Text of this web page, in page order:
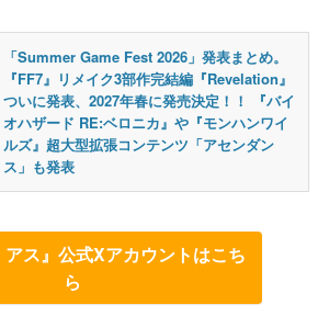
「Summer Game Fest 2026」発表まとめ。
『FF7』リメイク3部作完結編『Revelation』
ついに発表、2027年春に発売決定！！ 『バイ
オハザード RE:ベロニカ』や『モンハンワイ
ルズ』超大型拡張コンテンツ「アセンダン
ス」も発表
アス』公式Xアカウントはこち
ら